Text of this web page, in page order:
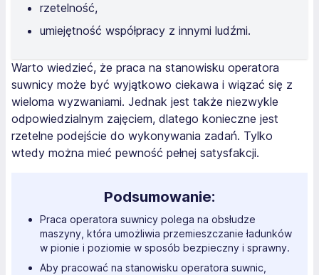
rzetelność,
umiejętność współpracy z innymi ludźmi.
Warto wiedzieć, że praca na stanowisku operatora
suwnicy może być wyjątkowo ciekawa i wiązać się z
wieloma wyzwaniami. Jednak jest także niezwykle
odpowiedzialnym zajęciem, dlatego konieczne jest
rzetelne podejście do wykonywania zadań. Tylko
wtedy można mieć pewność pełnej satysfakcji.
Podsumowanie:
Praca operatora suwnicy polega na obsłudze
maszyny, która umożliwia przemieszczanie ładunków
w pionie i poziomie w sposób bezpieczny i sprawny.
Aby pracować na stanowisku operatora suwnic,